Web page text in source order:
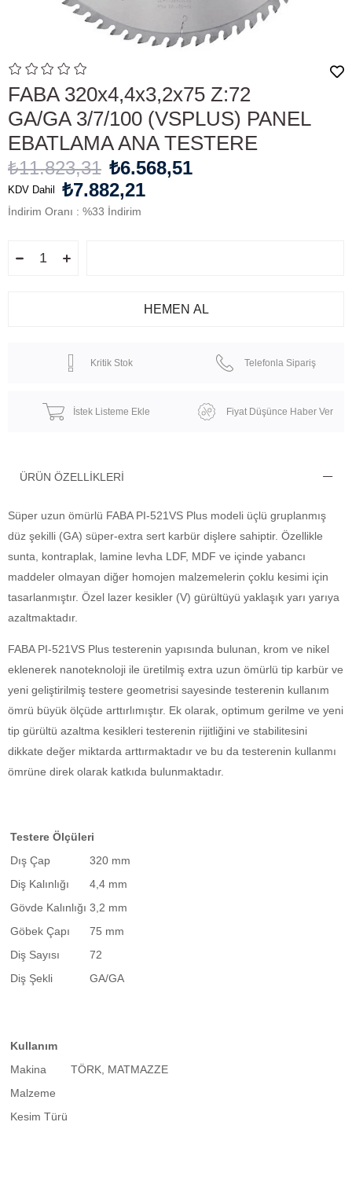
FABA 320x4,4x3,2x75 Z:72
GA/GA 3/7/100 (VSPLUS) PANEL
EBATLAMA ANA TESTERE
₺11.823,31 ₺6.568,51
KDV Dahil ₺7.882,21
İndirim Oranı : %33 İndirim
Kritik Stok Telefonla Sipariş
İstek Listeme Ekle Fiyat Düşünce Haber Ver
ÜRÜN ÖZELLIKLERI
Süper uzun ömürlü FABA PI-521VS Plus modeli üçlü gruplanmış
düz şekilli (GA) süper-extra sert karbür dişlere sahiptir. Özellikle
sunta, kontraplak, lamine levha LDF, MDF ve içinde yabancı
maddeler olmayan diğer homojen malzemelerin çoklu kesimi için
tasarlanmıştır. Özel lazer kesikler (V) gürültüyü yaklaşık yarı yarıya
azaltmaktadır.
FABA PI-521VS Plus testerenin yapısında bulunan, krom ve nikel
eklenerek nanoteknoloji ile üretilmiş extra uzun ömürlü tip karbür ve
yeni geliştirilmiş testere geometrisi sayesinde testerenin kullanım
ömrü büyük ölçüde arttırlımıştır. Ek olarak, optimum gerilme ve yeni
tip gürültü azaltma kesikleri testerenin rijitliğini ve stabilitesini
dikkate değer miktarda arttırmaktadır ve bu da testerenin kullanmı
ömrüne direk olarak katkıda bulunmaktadır.
Testere Ölçüleri
Dış Çap
320 mm
Diş Kalınlığı
4,4 mm
Gövde Kalınlığı 3,2 mm
Göbek Çapı
75 mm
Diş Sayısı
72
Diş Şekli
GA/GA
Kullanım
Makina
TÖRK, MATMAZZE
Malzeme
Kesim Türü